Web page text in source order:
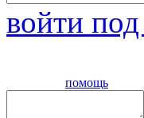
войти
помощь